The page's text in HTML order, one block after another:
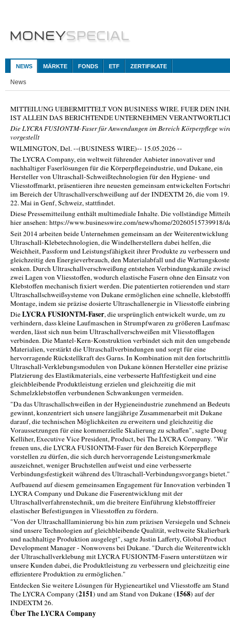
NEWS MÄRKTE FONDS ETF ZERTIFIKATE
News
MITTEILUNG UEBERMITTELT VON BUSINESS WIRE. FUER DEN
IST ALLEIN DAS BERICHTENDE UNTERNEHMEN
Die LYCRA FUSIONTM-Faser für Anwendungen im Bereich Körperpflege
vorgestellt
WILMINGTON, Del. --(BUSINESS WIRE)-- 15.05.2026 --
The LYCRA Company, ein weltweit führender Anbieter innovativer und
nachhaltiger Faserlösungen für die Körperpflegeindustrie, und Dukane, ein
Hersteller von Ultraschall-Schweißtechnologien für den Hygiene- und
Vliesstoffmarkt, präsentieren ihre neuesten gemeinsam entwickelten
im Bereich der Ultraschallverschweißung auf der INDEXTM 26, die vom
22. Mai in Genf, Schweiz, stattfindet.
Diese Pressemitteilung enthält multimediale Inhalte. Die vollständige
hier ansehen: https://www.businesswire.com/news/home/20260515739918/
Seit 2014 arbeiten beide Unternehmen gemeinsam an der
Ultraschall-Klebetechnologien, die Windelherstellern dabei helfen, die
Weichheit, Passform und Leistungsfähigkeit ihrer Produkte zu verbessern und
gleichzeitig den Energieverbrauch, den Materialabfall und die
senken. Durch Ultraschallverschweißung entstehen Verbindungskanäle
zwei Lagen von Vliesstoffen, wodurch elastische Fasern ohne den Einsatz von
Klebstoffen mechanisch fixiert werden. Die patentierten rotierenden und
Ultraschallschweißsysteme von Dukane ermöglichen eine schnelle,
Montage, indem sie präzise dosierte Ultraschallenergie in Vliesstoffe
DieLYCRA FUSIONTM-Faser, die ursprünglich entwickelt wurde, um zu
verhindern, dass kleine Laufmaschen in Strumpfwaren zu größeren
werden, lässt sich nun beim Ultraschallverschweißen mit Vliesstofflagen
verbinden. Die Mantel-Kern-Konstruktion verbindet sich mit den
Materialien, verstärkt die Ultraschallverbindungen und sorgt für eine
hervorragende Rückstellkraft des Garns. In Kombination mit den
Ultraschall-Verklebungsmodulen von Dukane können Hersteller eine präzise
Platzierung des Elastikmaterials, eine verbesserte Haftfestigkeit und eine
gleichbleibende Produktleistung erzielen und gleichzeitig die mit
Schmelzklebstoffen verbundenen Schwankungen vermeiden.
"Da das Ultraschallschweißen in der Hygieneindustrie zunehmend an
gewinnt, konzentriert sich unsere langjährige Zusammenarbeit mit Dukane
darauf, die technischen Möglichkeiten zu erweitern und gleichzeitig die
Voraussetzungen für eine kommerzielle Skalierung zu schaffen", sagte Doug
Kelliher, Executive Vice President, Product, bei The LYCRA Company. "Wir
freuen uns, die LYCRA FUSIONTM-Faser für den Bereich Körperpflege
vorstellen zu dürfen, die sich durch hervorragende Leistungsmerkmale
auszeichnet, weniger Bruchstellen aufweist und eine verbesserte
Verbindungsfestigkeit während des Ultraschall-Verbindungsvorgangs bietet."
Aufbauend auf diesem gemeinsamen Engagement für Innovation verbinden
LYCRA Company und Dukane die Faserentwicklung mit der
Ultraschallverfahrenstechnik, um die breitere Einführung klebstofffreier
elastischer Befestigungen in Vliesstoffen zu fördern.
"Von der Ultraschalllaminierung bis hin zum präzisen Versiegeln und
sind unsere Technologien auf gleichbleibende Qualität, weltweite
und nachhaltige Produktion ausgelegt", sagte Justin Lafferty, Global Product
Development Manager - Nonwovens bei Dukane. "Durch die
der Ultraschallverklebung mit LYCRA FUSIONTM-Fasern unterstützen wir
unsere Kunden dabei, die Produktleistung zu verbessern und gleichzeitig eine
effizientere Produktion zu ermöglichen."
Entdecken Sie weitere Lösungen für Hygieneartikel und Vliesstoffe am
The LYCRA Company (2151) und am Stand von Dukane (1568) auf der
INDEXTM 26.
Über The LYCRA Company